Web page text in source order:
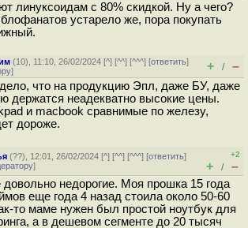
линуксоидам с 80% скидкой. Ну а чего?
устарело же, пора покупать
(10), 11:10, 26/02/2024 [^] [^^] [^^^] [ответить]
] + / –
что на продукцию Эпл, даже БУ, даже
держатся неадекватно высокие цены.
и macbook сравнимые по железу,
дороже.
(??), 12:01, 26/02/2024 [^] [^^] [^^^] [ответить]
]
+2
+ / –
недорогие. Моя прошка 15 года
еще года 4 назад стоила около 50-60
то маме нужен был простой ноутбук для
а в дешевом сегменте до 20 тысяч